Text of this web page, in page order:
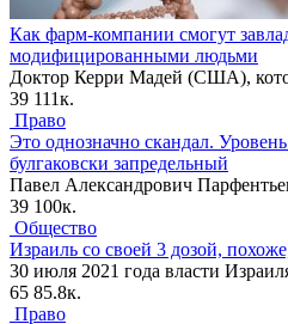
Как фарм-компании смогут
модифицированными людьми
Доктор Керри Мадей (США),
39 111к.
Право
Это однозначно скандал.
булгаковски запредельный
Павел Александрович
39 100к.
Общество
Израиль со своей 3 дозой,
30 июля 2021 года власти
65 85.8к.
Право